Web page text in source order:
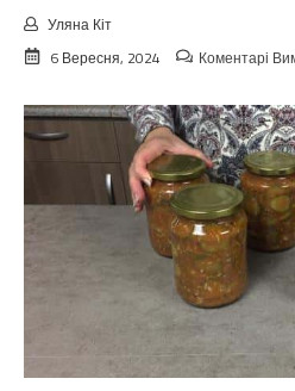
Уляна Кіт
6 Вересня, 2024
Коментарі